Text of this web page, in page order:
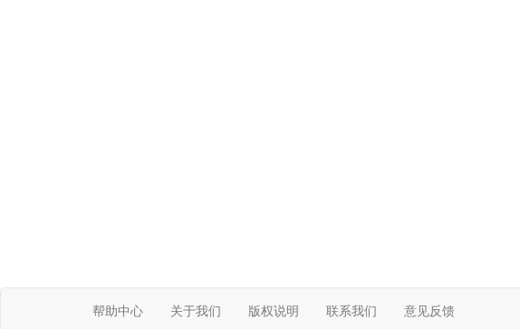
帮助中心 关于我们 版权说明 联系我们 意见反馈